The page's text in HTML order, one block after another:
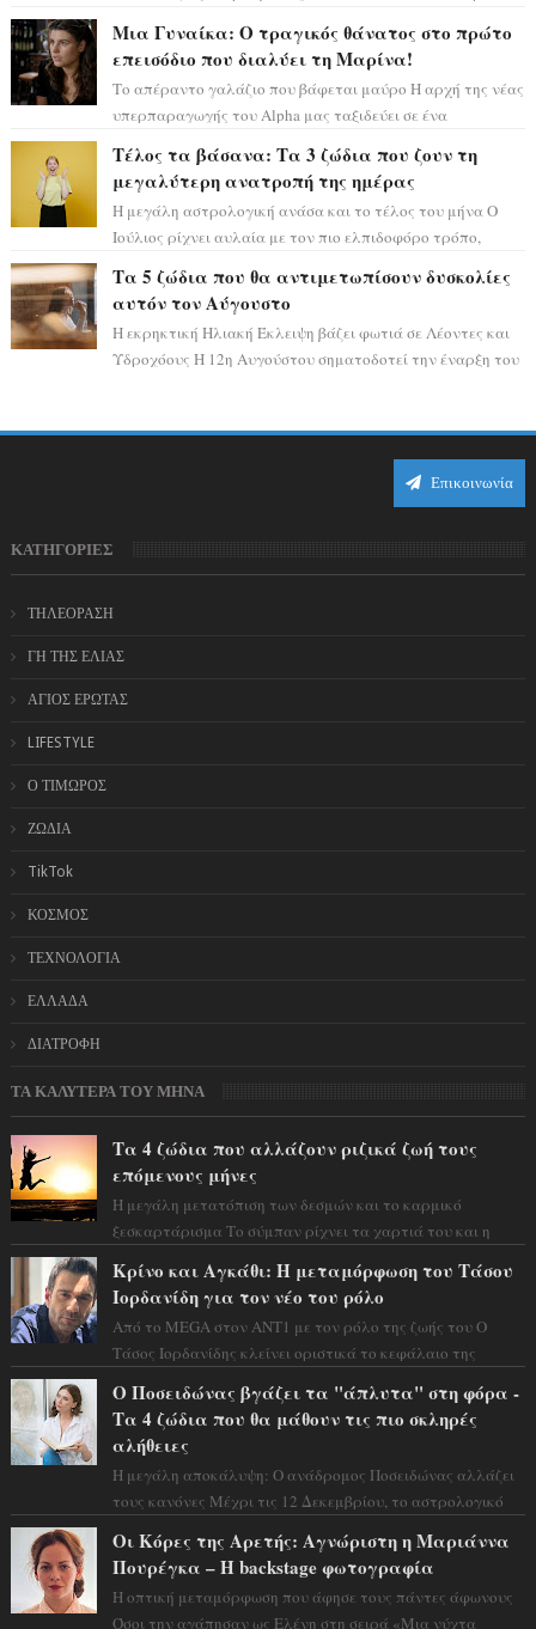
Μια Γυναίκα: Ο τραγικός θάνατος στο πρώτο
επεισόδιο που διαλύει τη Μαρίνα!
Το απέραντο γαλάζιο που βάφεται μαύρο Η αρχή της νέας
υπερπαραγωγής του Alpha μας ταξιδεύει σε ένα
Τέλος τα βάσανα: Τα 3 ζώδια που ζουν τη
μεγαλύτερη ανατροπή της ημέρας
Η μεγάλη αστρολογική ανάσα και το τέλος του μήνα Ο
Ιούλιος ρίχνει αυλαία με τον πιο ελπιδοφόρο τρόπο,
Τα 5 ζώδια που θα αντιμετωπίσουν δυσκολίες
αυτόν τον Αύγουστο
Η εκρηκτική Ηλιακή Έκλειψη βάζει φωτιά σε Λέοντες και
Υδροχόους Η 12η Αυγούστου σηματοδοτεί την έναρξη του
Επικοινωνία
ΚΑΤΗΓΟΡΙΕΣ
ΤΗΛΕΟΡΑΣΗ
ΓΗ ΤΗΣ ΕΛΙΑΣ
ΑΓΙΟΣ ΕΡΩΤΑΣ
LIFESTYLE
Ο ΤΙΜΩΡΟΣ
ΖΩΔΙΑ
TikTok
ΚΟΣΜΟΣ
ΤΕΧΝΟΛΟΓΙΑ
ΕΛΛΑΔΑ
ΔΙΑΤΡΟΦΗ
ΤΑ ΚΑΛΥΤΕΡΑ ΤΟΥ ΜΗΝΑ
Τα 4 ζώδια που αλλάζουν ριζικά ζωή τους
επόμενους μήνες
Η μεγάλη μετατόπιση των δεσμών και το καρμικό
ξεσκαρτάρισμα Το σύμπαν ρίχνει τα χαρτιά του και η
Κρίνο και Αγκάθι: Η μεταμόρφωση του Τάσου
Ιορδανίδη για τον νέο του ρόλο
Από το MEGA στον ΑΝΤ1 με τον ρόλο της ζωής του Ο
Τάσος Ιορδανίδης κλείνει οριστικά το κεφάλαιο της
Ο Ποσειδώνας βγάζει τα "άπλυτα" στη φόρα -
Τα 4 ζώδια που θα μάθουν τις πιο σκληρές
αλήθειες
Η μεγάλη αποκάλυψη: Ο ανάδρομος Ποσειδώνας αλλάζει
τους κανόνες Μέχρι τις 12 Δεκεμβρίου, το αστρολογικό
Οι Κόρες της Αρετής: Αγνώριστη η Μαριάννα
Πουρέγκα – H backstage φωτογραφία
Η οπτική μεταμόρφωση που άφησε τους πάντες άφωνους
Όσοι την αγάπησαν ως Ελένη στη σειρά «Μια νύχτα